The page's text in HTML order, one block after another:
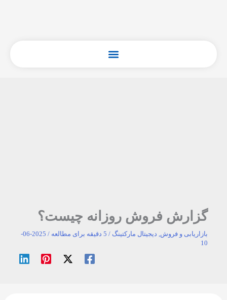
گزارش فروش روزانه چیست؟
بازاریابی و فروش, دیجیتال مارکتینگ / 5 دقیقه برای مطالعه /
2025-06-
10